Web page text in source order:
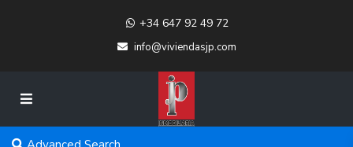
+34 647 92 49 72
info@viviendasjp.com